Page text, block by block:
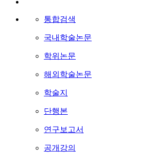
통합검색
국내학술논문
학위논문
해외학술논문
학술지
단행본
연구보고서
공개강의